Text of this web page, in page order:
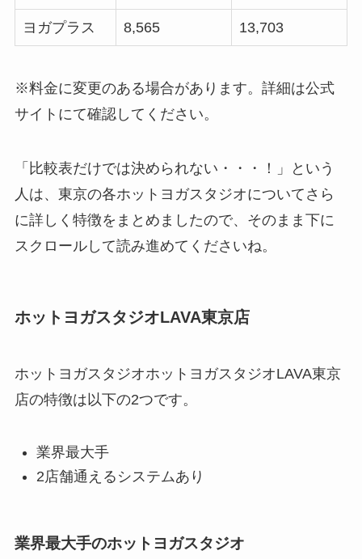
ヨガプラス 8,565 13,703
※料金に変更のある場合があります。詳細は公式
サイトにて確認してください。
「比較表だけでは決められない・・・！」という
人は、東京の各ホットヨガスタジオについてさら
に詳しく特徴をまとめましたので、そのまま下に
スクロールして読み進めてくださいね。
ホットヨガスタジオLAVA東京店
ホットヨガスタジオホットヨガスタジオLAVA東京
店の特徴は以下の2つです。
業界最大手
2店舗通えるシステムあり
業界最大手のホットヨガスタジオ